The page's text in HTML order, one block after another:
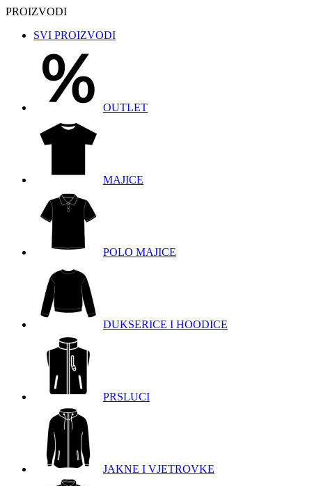
PROIZVODI
SVI PROIZVODI
OUTLET
MAJICE
POLO MAJICE
DUKSERICE I HOODICE
PRSLUCI
JAKNE I VJETROVKE